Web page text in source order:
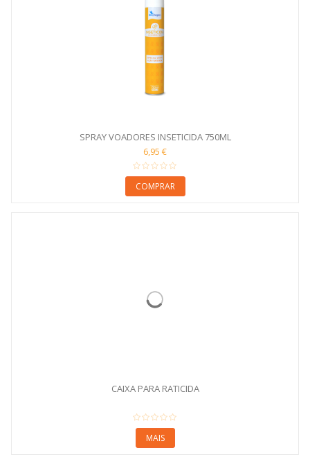
SPRAY VOADORES INSETICIDA 750ML
6,95 €
COMPRAR
CAIXA PARA RATICIDA
MAIS